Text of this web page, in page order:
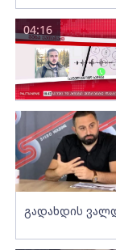
04:16
გადახდის